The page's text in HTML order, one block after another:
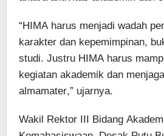
“HIMA harus menjadi wadah
karakter dan kepemimpinan,
studi. Justru HIMA harus
kegiatan akademik dan
almamater,” ujarnya.
Wakil Rektor III Bidang